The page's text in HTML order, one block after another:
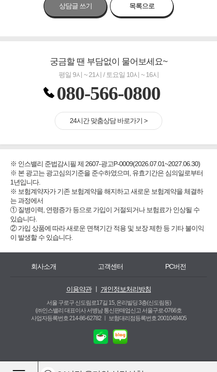
상담글 쓰기 목록으로
궁금할 땐 부담없이 물어보세요~
평일 9시 ~ 21시 / 토요일 10시 ~ 16시
080-566-0800
24시간 맞춤상담 바로가기 >
※ 인스밸리 준법감시필 제 2607-광고P-0009(2026.07.01~2027.06.30)
※ 본 광고는 광고심의기준을 준수하였으며, 유효기간은 심의일로부터
1년입니다.
※ 보험계약자가 기존 보험계약을 해지하고 새로운 보험계약을 체결하
는 과정에서
① 질병이력, 연령증가 등으로 가입이 거절되거나 보험료가 인상될 수
있습니다.
② 가입 상품에 따라 새로운 면책기간 적용 및 보장 제한 등 기타 불이익
이 발생할 수 있습니다.
회사소개 고객센터 PC버전
이용약관ㅣ 개인정보처리방침
서울 구로구 신도림로17길 15, 온리빌딩 3층(신도림동)
(㈜인스밸리 대표이사 서병남 통신판매업신고 서울구로-0766호
사업자등록번호 214-86-62782 ㅣ
보험대리점등록번호 2001048405